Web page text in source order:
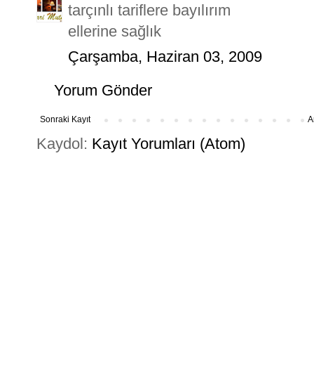
tarçınlı tariflere bayılırım
ellerine sağlık
Çarşamba, Haziran 03, 2009
Yorum Gönder
Sonraki Kayıt
Kaydol: Kayıt Yorumları (Atom)